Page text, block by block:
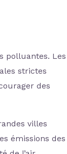
polluantes. Les
strictes
des
villes
émissions des